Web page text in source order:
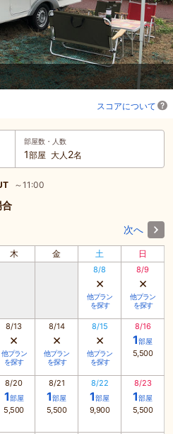
スコアについて
部屋数・人数
1部屋 大人 2名
～11:00
合
次へ
木 金 土 日
8/8
×
他プラン
を探す
8/9
×
他プラン
を探す
8/13
×
他プラン
を探す
8/14
×
他プラン
を探す
8/15
×
他プラン
を探す
8/16
1部屋
5,500
8/20
1部屋
5,500
8/21
1部屋
5,500
8/22
1部屋
9,900
8/23
1部屋
5,500